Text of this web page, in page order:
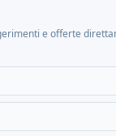
e offerte